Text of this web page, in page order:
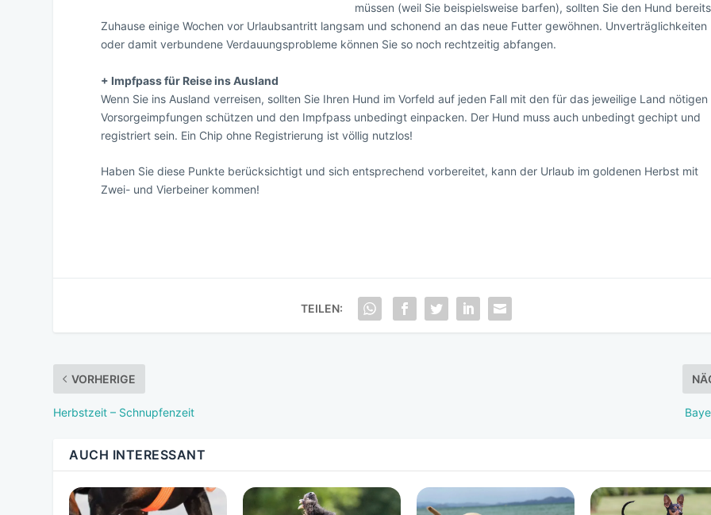
müssen (weil Sie beispielsweise barfen), sollten Sie den Hund bereits
Zuhause einige Wochen vor Urlaubsantritt langsam und schonend an das neue Futter gewöhnen. Unverträglichkeiten
oder damit verbundene Verdauungsprobleme können Sie so noch rechtzeitig abfangen.
+ Impfpass für Reise ins Ausland
Wenn Sie ins Ausland verreisen, sollten Sie Ihren Hund im Vorfeld auf jeden Fall mit den für das jeweilige Land nötigen
Vorsorgeimpfungen schützen und den Impfpass unbedingt einpacken. Der Hund muss auch unbedingt gechipt und
registriert sein. Ein Chip ohne Registrierung ist völlig nutzlos!
Haben Sie diese Punkte berücksichtigt und sich entsprechend vorbereitet, kann der Urlaub im goldenen Herbst mit
Zwei- und Vierbeiner kommen!
TEILEN:
VORHERIGE
Herbstzeit – Schnupfenzeit
AUCH INTERESSANT